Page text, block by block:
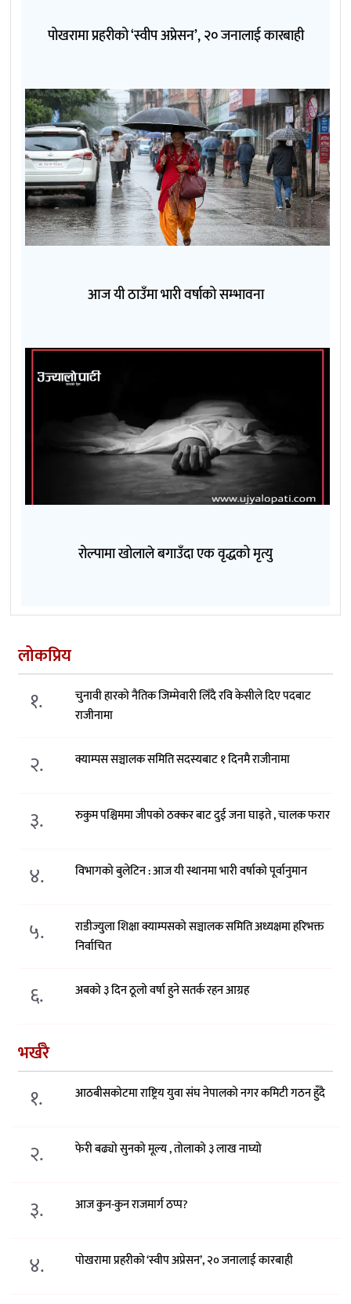
पोखरामा प्रहरीको ‘स्वीप अप्रेसन’, २० जनालाई कारबाही
आज यी ठाउँमा भारी वर्षाको सम्भावना
रोल्पामा खोलाले बगाउँदा एक वृद्धको मृत्यु
लोकप्रिय
१.
चुनावी हारको नैतिक जिम्मेवारी लिँदै रवि केसीले दिए पदबाट
राजीनामा
२. क्याम्पस सञ्चालक समिति सदस्यबाट १ दिनमै राजीनामा
३. रुकुम पश्चिममा जीपको ठक्कर बाट दुई जना घाइते , चालक फरार
४. विभागको बुलेटिन : आज यी स्थानमा भारी वर्षाको पूर्वानुमान
५.
राडीज्युला शिक्षा क्याम्पसको सञ्चालक समिति अध्यक्षमा हरिभक्त
निर्वाचित
६. अबको ३ दिन ठूलो वर्षा हुने सतर्क रहन आग्रह
भर्खरै
१. आठबीसकोटमा राष्ट्रिय युवा संघ नेपालको नगर कमिटी गठन हुँदै
२. फेरी बढ्यो सुनको मूल्य , तोलाको ३ लाख नाघ्यो
३. आज कुन-कुन राजमार्ग ठप्प?
४. पोखरामा प्रहरीको ‘स्वीप अप्रेसन’, २० जनालाई कारबाही